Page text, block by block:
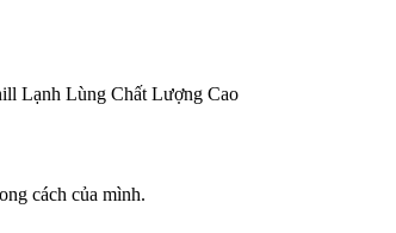
Lạnh Lùng Chất Lượng Cao
cách của mình.